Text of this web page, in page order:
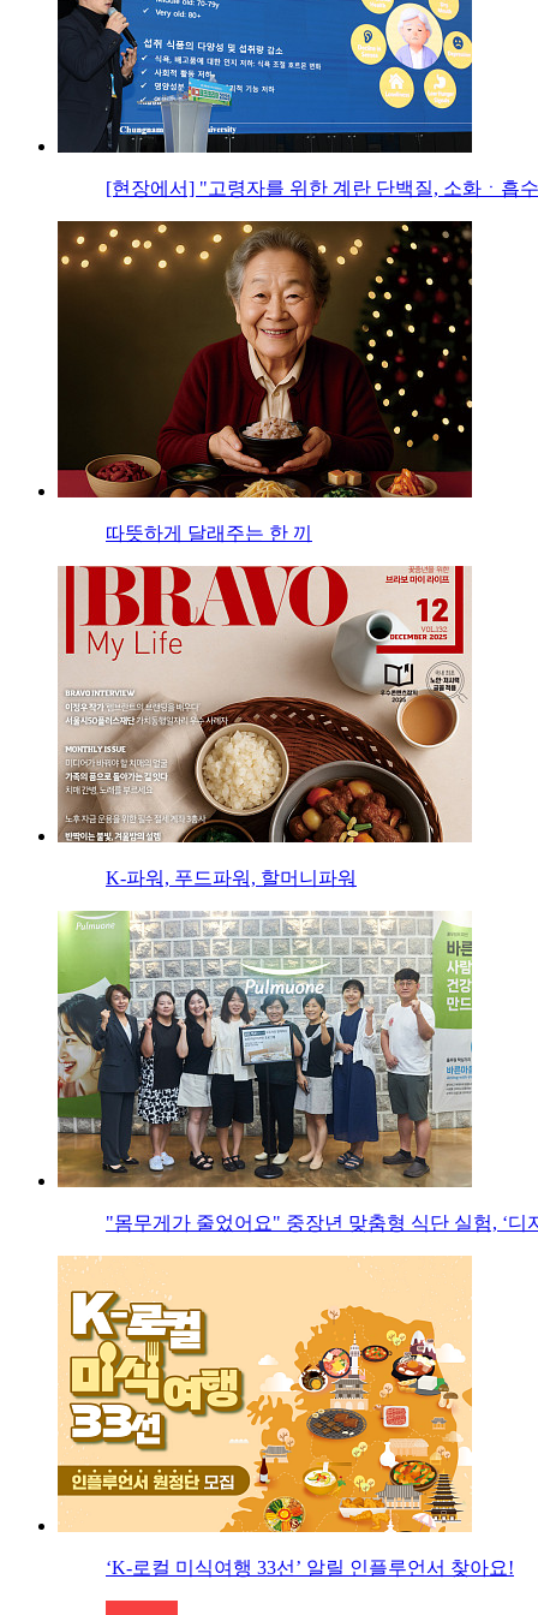
[현장에서] "고령자를 위한 계란 단백질, 소화ㆍ흡
따뜻하게 달래주는 한 끼
K-파워, 푸드파워, 할머니파워
"몸무게가 줄었어요" 중장년 맞춤형 식단 실험, ‘디
‘K-로컬 미식여행 33선’ 알릴 인플루언서 찾아요!